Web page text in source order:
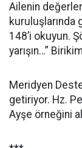
Ailenin
kuruluşlarında
148’i okuyun.
yarışın…”
Meridyen
getiriyor. Hz.
Ayşe örneğini